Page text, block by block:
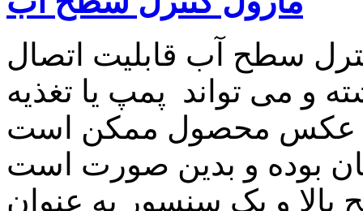
سطح آب قابلیت اتصال
و می تواند پمپ یا تغذیه
عکس محصول ممکن است
بوده و بدین صورت است